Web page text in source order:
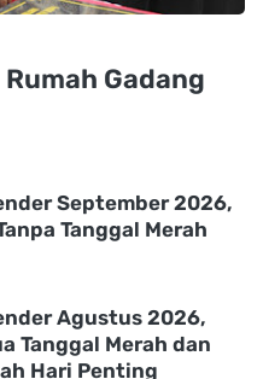
Gadang
September 2026,
Tanggal Merah
Agustus 2026,
Tanggal Merah dan
Hari Penting